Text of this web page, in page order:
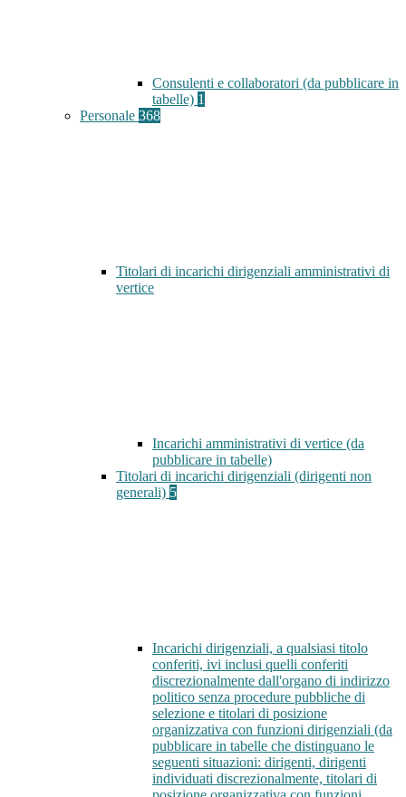
Consulenti e collaboratori (da pubblicare in
tabelle) 1
Personale 368
Titolari di incarichi dirigenziali amministrativi di
vertice
Incarichi amministrativi di vertice (da
pubblicare in tabelle)
Titolari di incarichi dirigenziali (dirigenti non
generali) 5
Incarichi dirigenziali, a qualsiasi titolo
conferiti, ivi inclusi quelli conferiti
discrezionalmente dall'organo di indirizzo
politico senza procedure pubbliche di
selezione e titolari di posizione
organizzativa con funzioni dirigenziali (da
pubblicare in tabelle che distinguano le
seguenti situazioni: dirigenti, dirigenti
individuati discrezionalmente, titolari di